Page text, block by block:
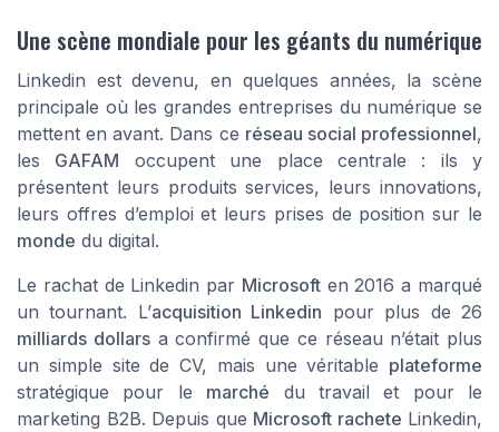
Une scène mondiale pour les géants du numérique
Linkedin est devenu, en quelques années, la scène
principale où les grandes entreprises du numérique se
mettent en avant. Dans ce réseau social professionnel,
les GAFAM occupent une place centrale : ils y
présentent leurs produits services, leurs innovations,
leurs offres d’emploi et leurs prises de position sur le
monde du digital.
Le rachat de Linkedin par Microsoften 2016 a marqué
un tournant. L’acquisition Linkedin pour plus de 26
milliards dollarsa confirmé que ce réseau n’était plus
un simple site de CV, mais une véritable plateforme
stratégique pour le marché du travail et pour le
marketing B2B. Depuis que Microsoft rachete Linkedin,